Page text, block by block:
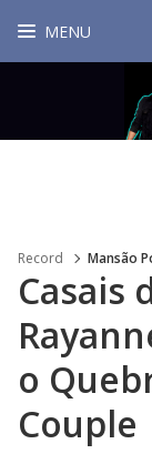
MENU
Record Mansão
Casais
o
Couple